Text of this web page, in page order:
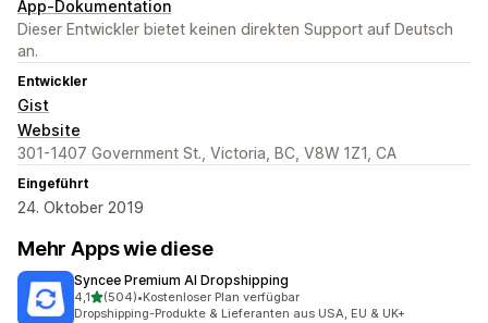
App-Dokumentation
Dieser Entwickler bietet keinen direkten Support auf Deutsch
an.
Entwickler
Gist
Website
301-1407 Government St., Victoria, BC, V8W 1Z1, CA
Eingeführt
24. Oktober 2019
Mehr Apps wie diese
Syncee Premium AI Dropshipping
4,1von 5 Sternen
(504)
504 Rezensionen insgesamt
•Kostenloser Plan verfügbar
Dropshipping-Produkte & Lieferanten aus USA, EU & UK+